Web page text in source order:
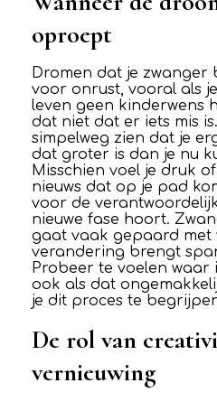
oproept
Dromen dat je
voor onrust, vooral als
leven geen kinderwens
dat niet dat er iets mis
simpelweg zien dat je
dat groter is dan je nu
Misschien voel je druk
nieuws dat op je pad
voor de
nieuwe fase hoort.
gaat vaak gepaard met
verandering brengt
Probeer te voelen waar
ook als dat
je dit proces te
De rol van
vernieuwing